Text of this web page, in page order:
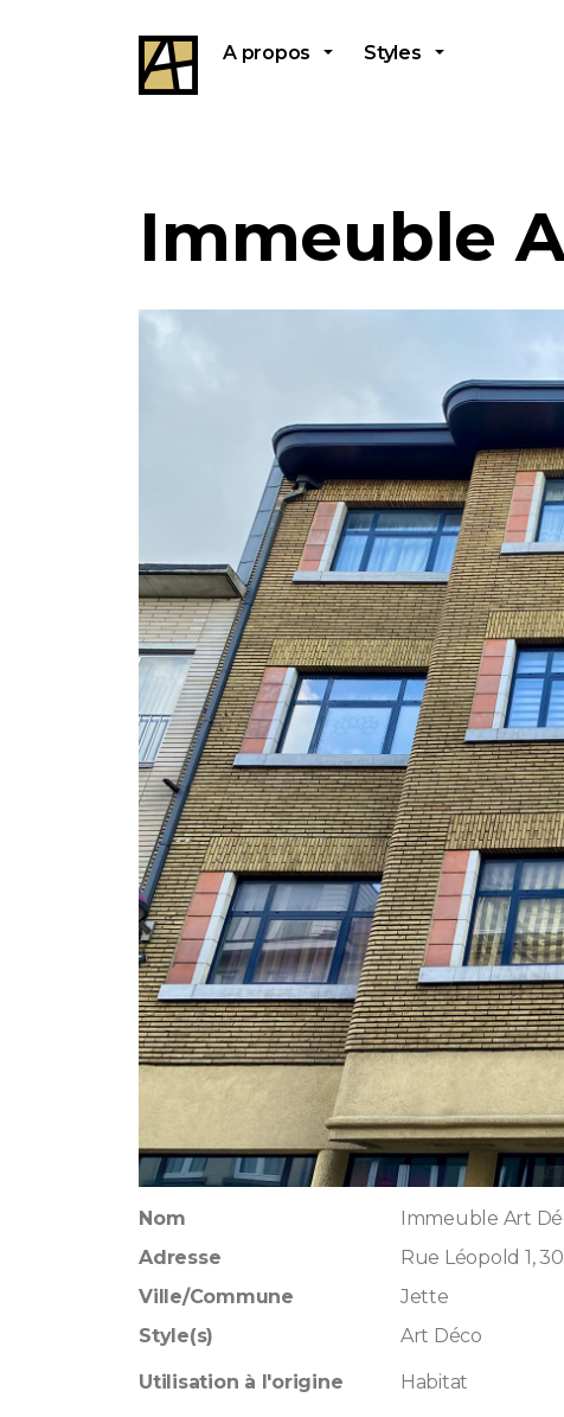
A propos Styles
Immeuble
Nom
Immeuble Art
Adresse
Rue Léopold 1,
Ville/Commune
Jette
Style(s)
Art Déco
Utilisation à l'origine Habitat